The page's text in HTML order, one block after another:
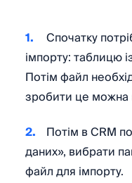
Спочатку
імпорту: таблицю
Потім файл
зробити це можна
Потім в CRM
даних», вибрати
файл для імпорту.